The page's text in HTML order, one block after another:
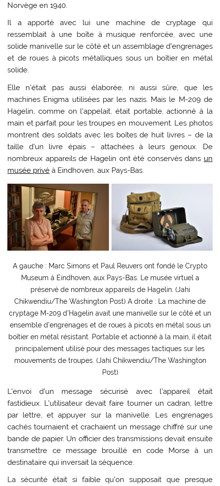
Norvège en 1940.
Il a apporté avec lui une machine de cryptage qui
ressemblait à une boîte à musique renforcée, avec une
solide manivelle sur le côté et un assemblage d’engrenages
et de roues à picots métalliques sous un boîtier en métal
solide.
Elle n’était pas aussi élaborée, ni aussi sûre, que les
machines Enigma utilisées par les nazis. Mais le M-209 de
Hagelin, comme on l’appelait, était portable, actionné à la
main et parfait pour les troupes en mouvement. Les photos
montrent des soldats avec les boîtes de huit livres – de la
taille d’un livre épais – attachées à leurs genoux. De
nombreux appareils de Hagelin ont été conservés dans un
musée privé à Eindhoven, aux Pays-Bas.
A gauche : Marc Simons et Paul Reuvers ont fondé le Crypto
Museum à Eindhoven, aux Pays-Bas. Le musée virtuel a
préservé de nombreux appareils de Hagelin. (Jahi
Chikwendiu/The Washington Post) A droite : La machine de
cryptage M-209 d’Hagelin avait une manivelle sur le côté et un
ensemble d’engrenages et de roues à picots en métal sous un
boîtier en métal résistant. Portable et actionné à la main, il était
principalement utilisé pour des messages tactiques sur les
mouvements de troupes. (Jahi Chikwendiu/The Washington
Post)
L’envoi d’un message sécurisé avec l’appareil était
fastidieux. L’utilisateur devait faire tourner un cadran, lettre
par lettre, et appuyer sur la manivelle. Les engrenages
cachés tournaient et crachaient un message chiffré sur une
bande de papier. Un officier des transmissions devait ensuite
transmettre ce message brouillé en code Morse à un
destinataire qui inversait la séquence.
La sécurité était si faible qu’on supposait que presque